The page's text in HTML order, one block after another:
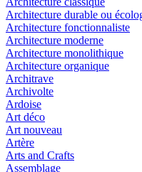
Architecture durable ou
Architecture fonctionnaliste
Architecture moderne
Architecture monolithique
Architecture organique
Architrave
Archivolte
Ardoise
Art déco
Art nouveau
Artère
Arts and Crafts
Assemblage